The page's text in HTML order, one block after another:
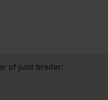
of juist breder: